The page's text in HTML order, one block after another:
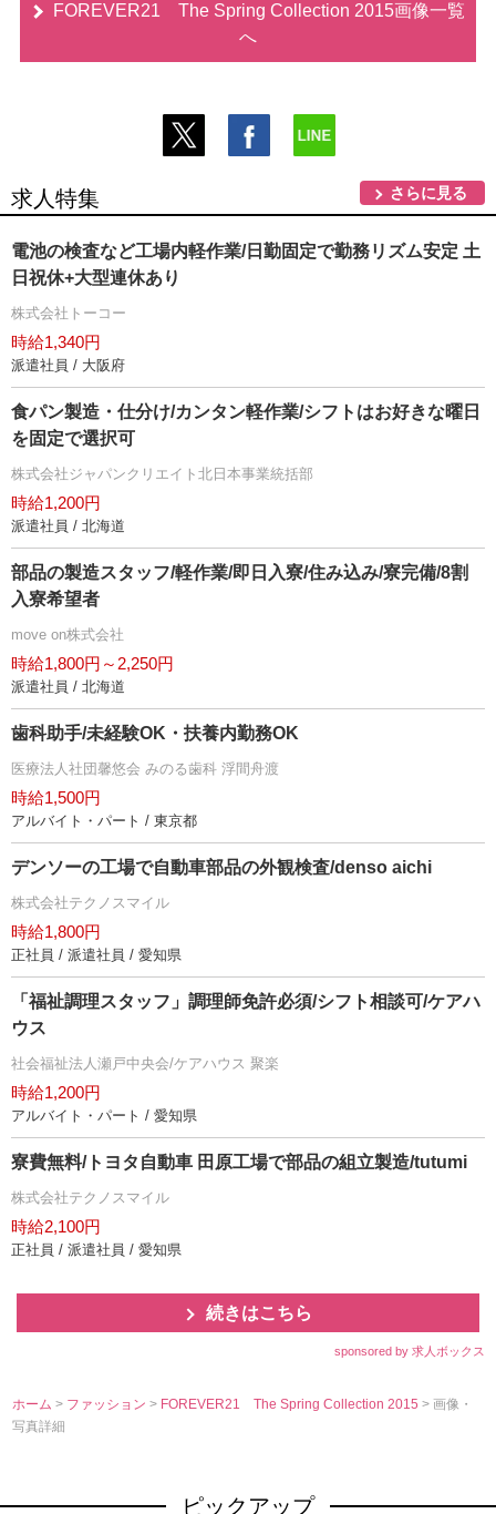
FOREVER21 The Spring Collection 2015画像一覧
へ
求人特集 さらに見る
電池の検査など工場内軽作業/日勤固定で勤務リズム安定 土
日祝休+大型連休あり
株式会社トーコー
時給1,340円
派遣社員 / 大阪府
食パン製造・仕分け/カンタン軽作業/シフトはお好きな曜日
を固定で選択可
株式会社ジャパンクリエイト北日本事業統括部
時給1,200円
派遣社員 / 北海道
部品の製造スタッフ/軽作業/即日入寮/住み込み/寮完備/8割
入寮希望者
move on株式会社
時給1,800円～2,250円
派遣社員 / 北海道
歯科助手/未経験OK・扶養内勤務OK
医療法人社団馨悠会 みのる歯科 浮間舟渡
時給1,500円
アルバイト・パート / 東京都
デンソーの工場で自動車部品の外観検査/denso aichi
株式会社テクノスマイル
時給1,800円
正社員 / 派遣社員 / 愛知県
「福祉調理スタッフ」調理師免許必須/シフト相談可/ケアハ
ウス
社会福祉法人瀬戸中央会/ケアハウス 聚楽
時給1,200円
アルバイト・パート / 愛知県
寮費無料/トヨタ自動車 田原工場で部品の組立製造/tutumi
株式会社テクノスマイル
時給2,100円
正社員 / 派遣社員 / 愛知県
続きはこちら
sponsored by 求人ボックス
ホーム > ファッション> FOREVER21 The Spring Collection 2015> 画像・
写真詳細
ピックアップ